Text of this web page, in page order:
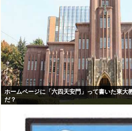
ホームページに「六四天安門」って書いた東大
だ？